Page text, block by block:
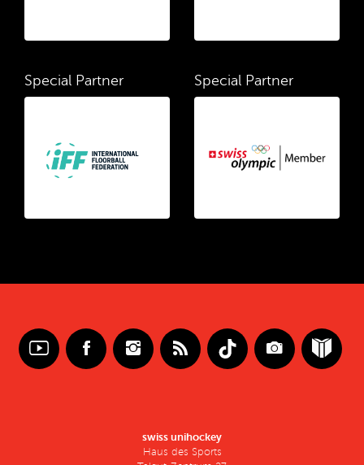
Special Partner Special Partner
swiss unihockey
Haus des Sports